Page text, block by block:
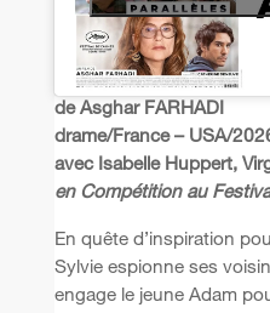
de Asghar FARHADI
drame/France – USA/
avec Isabelle Huppert,
en Compétition au
En quête d’inspiration
Sylvie espionne ses
engage le jeune Adam